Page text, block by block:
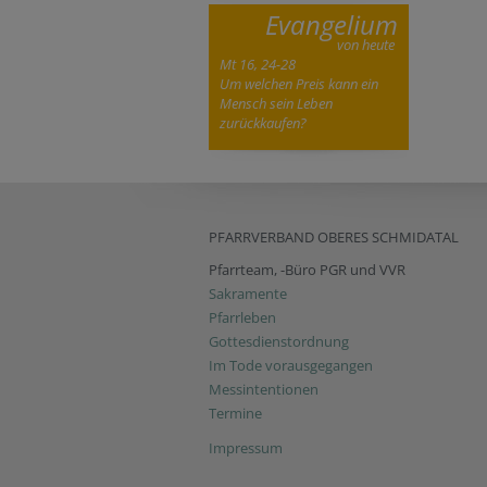
Evangelium
von heute
Mt 16, 24-28
Um welchen Preis kann ein
Mensch sein Leben
zurückkaufen?
PFARRVERBAND OBERES SCHMIDATAL
Pfarrteam, -Büro PGR und VVR
Sakramente
Pfarrleben
Gottesdienstordnung
Im Tode vorausgegangen
Messintentionen
Termine
Impressum